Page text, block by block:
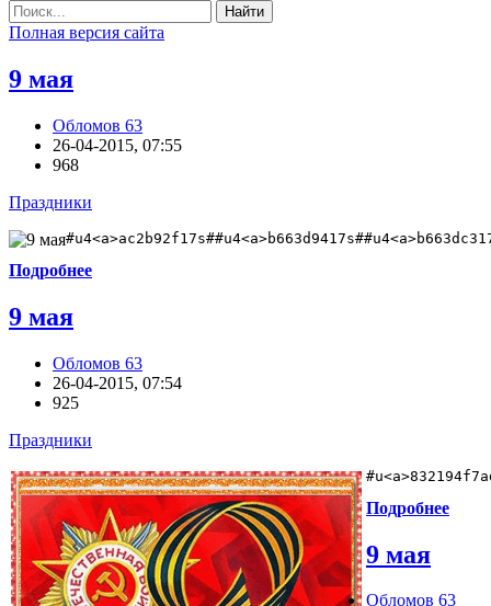
Найти
Полная версия сайта
9 мая
Обломов 63
26-04-2015, 07:55
968
Праздники
Подробнее
9 мая
Обломов 63
26-04-2015, 07:54
925
Праздники
Подробнее
9 мая
Обломов 63